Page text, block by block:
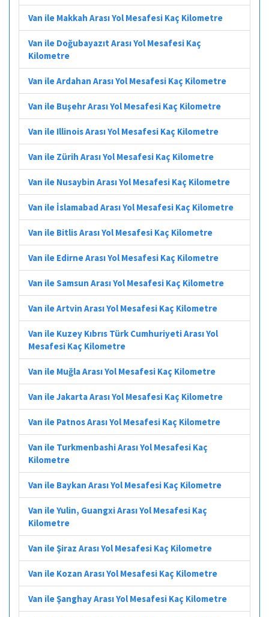
Van ile Makkah Arası Yol Mesafesi Kaç Kilometre
Van ile Doğubayazıt Arası Yol Mesafesi Kaç
Kilometre
Van ile Ardahan Arası Yol Mesafesi Kaç Kilometre
Van ile Buşehr Arası Yol Mesafesi Kaç Kilometre
Van ile Illinois Arası Yol Mesafesi Kaç Kilometre
Van ile Zürih Arası Yol Mesafesi Kaç Kilometre
Van ile Nusaybin Arası Yol Mesafesi Kaç Kilometre
Van ile İslamabad Arası Yol Mesafesi Kaç Kilometre
Van ile Bitlis Arası Yol Mesafesi Kaç Kilometre
Van ile Edirne Arası Yol Mesafesi Kaç Kilometre
Van ile Samsun Arası Yol Mesafesi Kaç Kilometre
Van ile Artvin Arası Yol Mesafesi Kaç Kilometre
Van ile Kuzey Kıbrıs Türk Cumhuriyeti Arası Yol
Mesafesi Kaç Kilometre
Van ile Muğla Arası Yol Mesafesi Kaç Kilometre
Van ile Jakarta Arası Yol Mesafesi Kaç Kilometre
Van ile Patnos Arası Yol Mesafesi Kaç Kilometre
Van ile Turkmenbashi Arası Yol Mesafesi Kaç
Kilometre
Van ile Baykan Arası Yol Mesafesi Kaç Kilometre
Van ile Yulin, Guangxi Arası Yol Mesafesi Kaç
Kilometre
Van ile Şiraz Arası Yol Mesafesi Kaç Kilometre
Van ile Kozan Arası Yol Mesafesi Kaç Kilometre
Van ile Şanghay Arası Yol Mesafesi Kaç Kilometre